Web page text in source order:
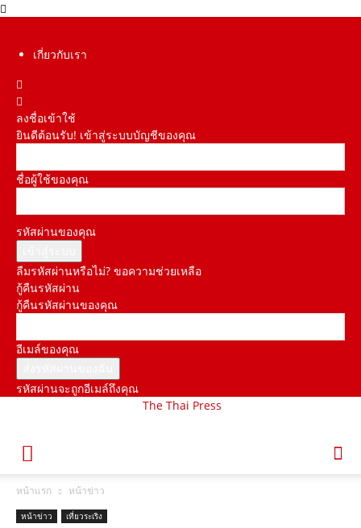
เกี่ยวกับเรา
ลงชื่อเข้าใช้
ยินดีต้อนรับ! เข้าสู่ระบบบัญชีของคุณ
ชื่อผู้ใช้ของคุณ
รหัสผ่านของคุณ
ลืมรหัสผ่านหรือไม่? ขอความช่วยเหลือ
กู้คืนรหัสผ่าน
กู้คืนรหัสผ่านของคุณ
อีเมล์ของคุณ
รหัสผ่านจะถูกอีเมล์ถึงคุณ
The Thai Press
หน้าแรก หน้าข่าว
หน้าข่าว เที่ยวระเริง